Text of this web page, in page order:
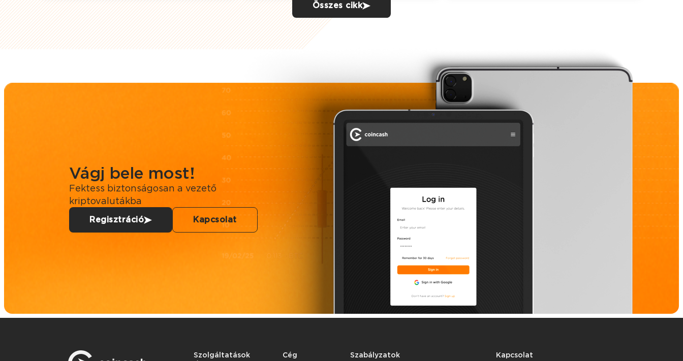
Összes cikk
Vágj bele most!
Fektess biztonságosan a vezető
kriptovalutákba
Regisztráció Kapcsolat
Szolgáltatások Cég Szabályzatok Kapcsolat